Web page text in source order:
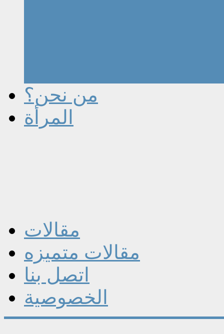
من نحن؟
المرأة
مقالات
مقالات متميزه
اتصل بنا
الخصوصية